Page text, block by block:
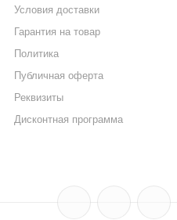
Условия доставки
Гарантия на товар
Политика
Публичная оферта
Реквизиты
Дисконтная программа